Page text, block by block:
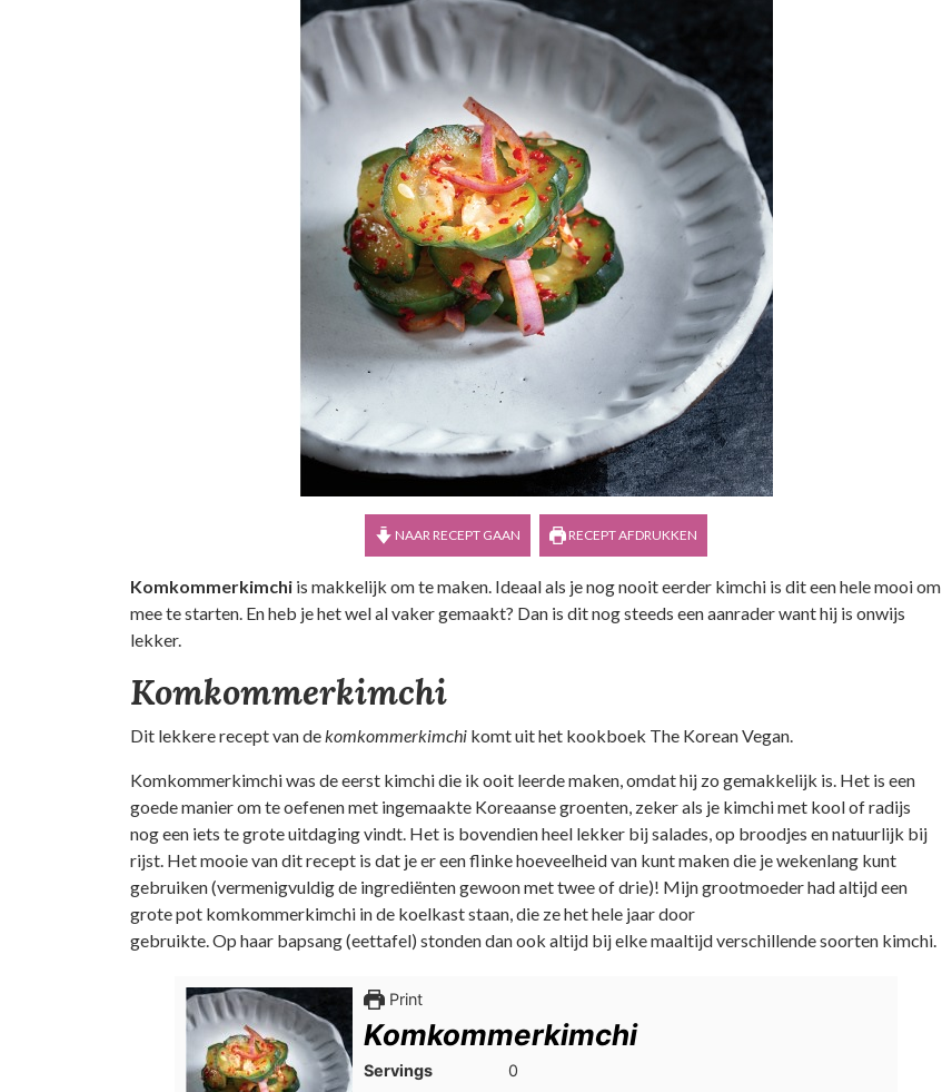
NAAR RECEPT GAAN RECEPT AFDRUKKEN
Komkommerkimchi is makkelijk om te maken. Ideaal als je nog nooit eerder kimchi is dit een hele mooi om
mee te starten. En heb je het wel al vaker gemaakt? Dan is dit nog steeds een aanrader want hij is onwijs
lekker.
Komkommerkimchi
Dit lekkere recept van dekomkommerkimchi komt uit het kookboek The Korean Vegan.
Komkommerkimchi was de eerst kimchi die ik ooit leerde maken, omdat hij zo gemakkelijk is. Het is een
goede manier om te oefenen met ingemaakte Koreaanse groenten, zeker als je kimchi met kool of radijs
nog een iets te grote uitdaging vindt. Het is bovendien heel lekker bij salades, op broodjes en natuurlijk bij
rijst. Het mooie van dit recept is dat je er een flinke hoeveelheid van kunt maken die je wekenlang kunt
gebruiken (vermenigvuldig de ingrediënten gewoon met twee of drie)! Mijn grootmoeder had altijd een
grote pot komkommerkimchi in de koelkast staan, die ze het hele jaar door
gebruikte. Op haar bapsang (eettafel) stonden dan ook altijd bij elke maaltijd verschillende soorten kimchi.
Print
Komkommerkimchi
Servings 0